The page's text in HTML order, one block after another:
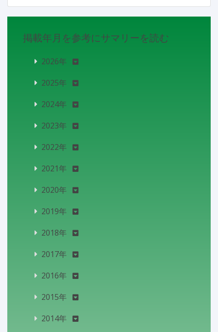
掲載年月を参考にサマリーを読む
2026年
2025年
2024年
2023年
2022年
2021年
2020年
2019年
2018年
2017年
2016年
2015年
2014年